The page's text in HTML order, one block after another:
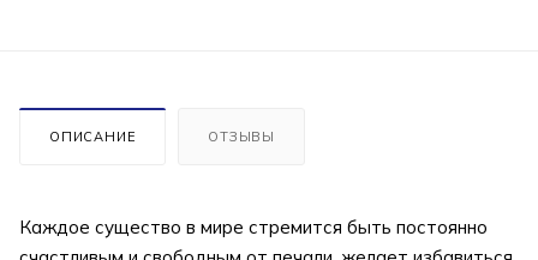
ОПИСАНИЕ ОТЗЫВЫ
Каждое существо в мире стремится быть постоянно